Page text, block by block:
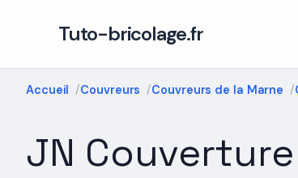
Tuto-bricolage.fr
Accueil Couvreurs Couvreurs de la Marne
JN Couverture